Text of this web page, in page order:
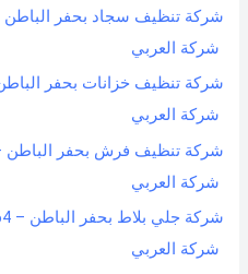
شركة العربي
شركة العربي
شركة العربي
شركة العربي